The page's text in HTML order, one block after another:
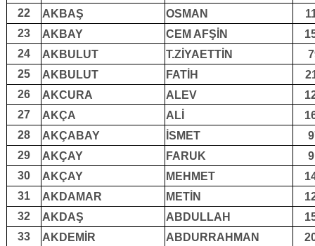
22
AKBAŞ OSMAN
23
AKBAY CEM AFŞİN
24
AKBULUT T.ZİYAETTİN
25
AKBULUT FATİH
26
AKCURA ALEV
27
AKÇA ALİ
28
AKÇABAY İSMET
29
AKÇAY FARUK
30
AKÇAY MEHMET
31
AKDAMAR METİN
32
AKDAŞ ABDULLAH
33
AKDEMİR ABDURRAHMAN